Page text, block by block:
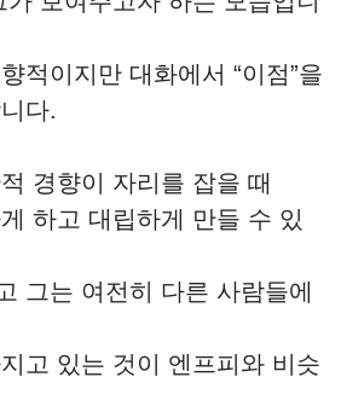
적이지만 대화에서 “이점”을
다.
경향이 자리를 잡을 때
하고 대립하게 만들 수 있
그는 여전히 다른 사람들에
고 있는 것이 엔프피와 비슷